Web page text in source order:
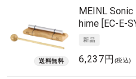
MEINL Sonic
hime [EC-E-
6,237円 (税込)